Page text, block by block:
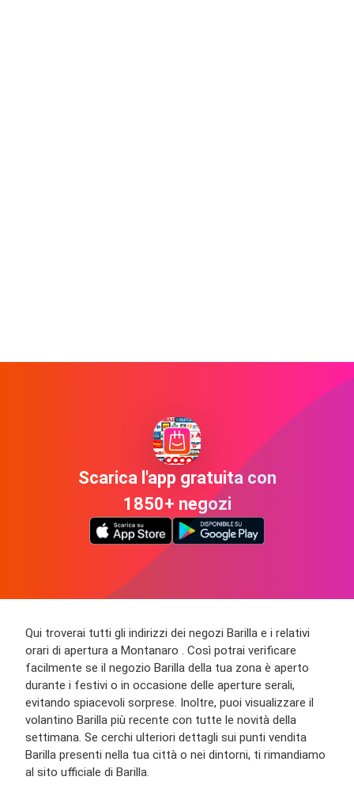
Scarica l'app gratuita con
1850+ negozi
Qui troverai tutti gli indirizzi dei negozi Barilla e i relativi
orari di apertura a Montanaro . Così potrai verificare
facilmente se il negozio Barilla della tua zona è aperto
durante i festivi o in occasione delle aperture serali,
evitando spiacevoli sorprese. Inoltre, puoi visualizzare il
volantino Barilla più recente con tutte le novità della
settimana. Se cerchi ulteriori dettagli sui punti vendita
Barilla presenti nella tua città o nei dintorni, ti rimandiamo
al sito ufficiale di Barilla.